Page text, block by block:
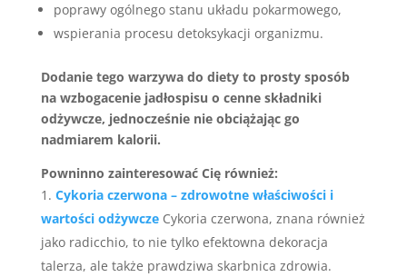
poprawy ogólnego stanu układu pokarmowego,
wspierania procesu detoksykacji organizmu.
Dodanie tego warzywa do diety to prosty sposób
na wzbogacenie jadłospisu o cenne składniki
odżywcze, jednocześnie nie obciążając go
nadmiarem kalorii.
Powninno zainteresować Cię również:
Cykoria czerwona – zdrowotne właściwości i
wartości odżywcze Cykoria czerwona, znana również
jako radicchio, to nie tylko efektowna dekoracja
talerza, ale także prawdziwa skarbnica zdrowia.